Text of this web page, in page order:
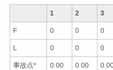
1 2 3
F 0 0 0
L 0 0 0
事故点* 0.00 0.00